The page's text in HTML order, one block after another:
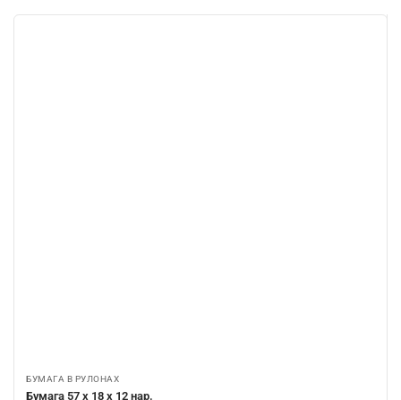
БУМАГА В РУЛОНАХ
Бумага 57 х 18 х 12 нар.